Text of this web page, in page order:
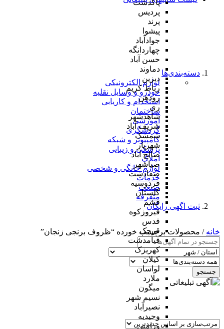
پاکدشت
پردیس
پرند
پیشوا
جوادآباد
چهاردانگه
حسن آباد
دماوند
دیزین
رباط کریم
رودهن
ری
شاهدشهر
شریف آباد
شمشک
شهریار
صالح آباد
صباشهر
صفادشت
فردوسیه
گلستان
فشم
فیروزکوه
قدس
قرچک
قیامدشت
کهریزک
کیلان
لواسان
ملارد
میگون
نسیم شهر
نصیرآباد
وحیدیه
ورامین
دسته‌بندی‌ها
لوازم الکترونیکی
خودرو و وسایل نقلیه
استخدام و کاریابی
ساختمان
آموزشی
گردشگری
کامپیوتر و شبکه
پزشکی و زیبایی
املاک
لوازم خانگی و شخصی
خدمات
صنعت
متفرقه
ثبت اگهی رایگان
خانه / محصولات برچسب خورده “ظروف برنجی زنجان”
جستجو